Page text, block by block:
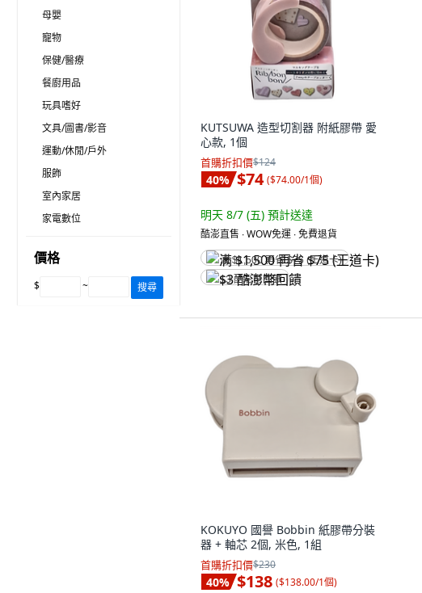
母嬰
寵物
保健/醫療
餐廚用品
玩具嗜好
文具/圖書/影音
運動/休閒/戶外
服飾
室內家居
家電數位
價格
$ ~ 搜尋
KUTSUWA 造型切割器 附紙膠帶 愛
心款, 1個
首購折扣價$124
40% $74 ($74.00/1個)
明天 8/7 (五) 預計送達
酷澎直售 ∙ WOW免運 ∙ 免費退貨
满 $1,500 再省 $75 (王道卡)
$3 酷澎幣回饋
KOKUYO 國譽 Bobbin 紙膠帶分裝
器 + 軸芯 2個, 米色, 1組
首購折扣價$230
40% $138 ($138.00/1個)